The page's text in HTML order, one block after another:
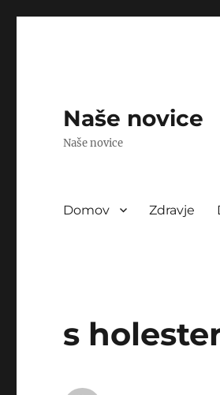
Naše novice
Naše novice
Domov Zdravje
s